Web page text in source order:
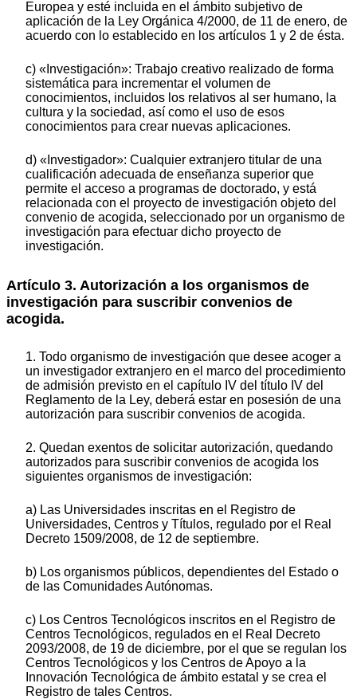
Europea y esté incluida en el ámbito subjetivo de
aplicación de la Ley Orgánica 4/2000, de 11 de enero, de
acuerdo con lo establecido en los artículos 1 y 2 de ésta.
c) «Investigación»: Trabajo creativo realizado de forma
sistemática para incrementar el volumen de
conocimientos, incluidos los relativos al ser humano, la
cultura y la sociedad, así como el uso de esos
conocimientos para crear nuevas aplicaciones.
d) «Investigador»: Cualquier extranjero titular de una
cualificación adecuada de enseñanza superior que
permite el acceso a programas de doctorado, y está
relacionada con el proyecto de investigación objeto del
convenio de acogida, seleccionado por un organismo de
investigación para efectuar dicho proyecto de
investigación.
Artículo 3. Autorización a los organismos de
investigación para suscribir convenios de
acogida.
1. Todo organismo de investigación que desee acoger a
un investigador extranjero en el marco del procedimiento
de admisión previsto en el capítulo IV del título IV del
Reglamento de la Ley, deberá estar en posesión de una
autorización para suscribir convenios de acogida.
2. Quedan exentos de solicitar autorización, quedando
autorizados para suscribir convenios de acogida los
siguientes organismos de investigación:
a) Las Universidades inscritas en el Registro de
Universidades, Centros y Títulos, regulado por el Real
Decreto 1509/2008, de 12 de septiembre.
b) Los organismos públicos, dependientes del Estado o
de las Comunidades Autónomas.
c) Los Centros Tecnológicos inscritos en el Registro de
Centros Tecnológicos, regulados en el Real Decreto
2093/2008, de 19 de diciembre, por el que se regulan los
Centros Tecnológicos y los Centros de Apoyo a la
Innovación Tecnológica de ámbito estatal y se crea el
Registro de tales Centros.